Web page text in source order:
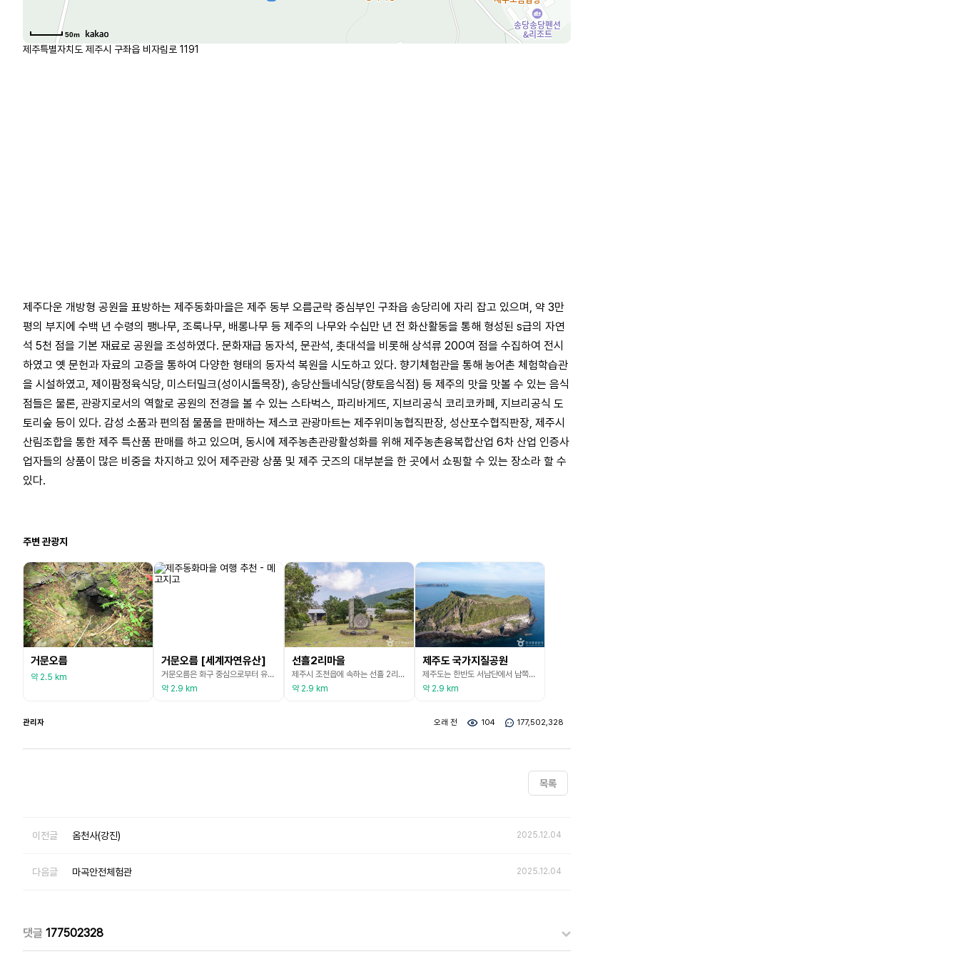
50m
제주특별자치도 제주시 구좌읍 비자림로 1191
제주다운 개방형 공원을 표방하는 제주동화마을은 제주 동부 오름군락 중심부인 구좌읍 송당리에 자리 잡고 있으며, 약 3만
평의 부지에 수백 년 수령의 팽나무, 조록나무, 배롱나무 등 제주의 나무와 수십만 년 전 화산활동을 통해 형성된 s급의 자연
석 5천 점을 기본 재료로 공원을 조성하였다. 문화재급 동자석, 문관석, 촛대석을 비롯해 상석류 200여 점을 수집하여 전시
하였고 옛 문헌과 자료의 고증을 통하여 다양한 형태의 동자석 복원을 시도하고 있다. 향기체험관을 통해 농어촌 체험학습관
을 시설하였고, 제이팜정육식당, 미스터밀크(성이시돌목장), 송당산들네식당(향토음식점) 등 제주의 맛을 맛볼 수 있는 음식
점들은 물론, 관광지로서의 역할로 공원의 전경을 볼 수 있는 스타벅스, 파리바게뜨, 지브리공식 코리코카페, 지브리공식 도
토리숲 등이 있다. 감성 소품과 편의점 물품을 판매하는 제스코 관광마트는 제주위미농협직판장, 성산포수협직판장, 제주시
산림조합을 통한 제주 특산품 판매를 하고 있으며, 동시에 제주농촌관광활성화를 위해 제주농촌융복합산업 6차 산업 인증사
업자들의 상품이 많은 비중을 차지하고 있어 제주관광 상품 및 제주 굿즈의 대부분을 한 곳에서 쇼핑할 수 있는 장소라 할 수
있다.
주변 관광지
거문오름
약 2.5 km
거문오름 [세계자연유산]
거문오름은 화구 중심으로부터 유출된 용암류의 침식계곡은 도내 최대 규모로서 전방으로 유선형의 골짜기를 이루며 약 4㎞ 정도 연속되어 나타난다. 오름 동남쪽의 목장지에는 화구 없는 화산체인 용암암설류의 원뿔꼴 언덕들이 집중 분포 구좌읍 송당리에 있는 거미오름을 일명 동검은오름이라고 하는데, 이는 이오름(서검은오름)과 구별하기 위한 호칭이라고 한다. 지역주민들 사이에는 분화구의 별칭으로 거물창(거멀창) 이라고 불리기도 하고, 숲으로 덮여 검게 보인다 하여
약 2.9 km
선흘2리마을
제주시 조천읍에 속하는 선흘 2리는 해발고도 200m~400m의 중산간 평지에 자리한 마을이다. 선흘이란 이름은 잡풀이 우거진 넓은 돌밭, 즉 곶자왈에서 유래한 이름으로 추측된다. 마을 내에는 곶자왈 외에도 알밤 오름, 윗밤 오름, 우진 제비 오름, 거문 오름, 부대 오름, 민 오름, 부소 오름 등 다수의 오름이 분포한다. 특히 거문 오름은 유네스코가 선정한 세계 자연유산으로, 선흘 2리는 이를 보존하기 위한 세계 자연유산마을로 지정돼 다양한 생태활동이
약 2.9 km
제주도 국가지질공원
제주도는 한반도 서남단에서 남쪽으로 약 90㎞ 떨어져 있는 대륙붕 위의 화산섬으로 화산분출물로 형성되었다. 화산지형이 원형 그대로 잘 보존돼 지구과학적 가치가 크고, 경관도 아름답다. 제주도는 이 가운데 경관이 뛰어난 명소 9곳(한라산, 성산일출봉, 만장굴, 서귀포층, 산방산과 용머리해안, 수월봉, 중문 대포해안 주상절리대, 천지연폭포)을 유네스코 세계지질공원 네트워크(GGN)에 세계지질공원으로 인증받았다. 유네스코가 지원하는 세계지질공원은 지질학적으로
약 2.9 km
관리자 오래 전 104 177,502,328
목록
이전글 옴천사(강진) 2025.12.04
다음글 마곡안전체험관 2025.12.04
댓글 177502328